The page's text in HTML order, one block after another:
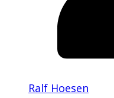
Ralf Hoesen